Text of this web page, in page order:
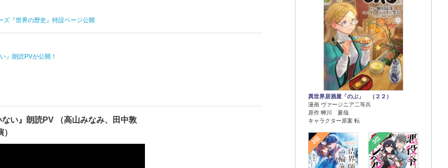
『世界の歴史』特設ページ公開
』朗読PVが公開！
ない』朗読PV （高山みなみ、田中敦
異世界居酒屋「のぶ」 （２２）
漫画 ヴァージニア二等兵
原作 蝉川 夏哉
キャラクター原案 転
2位 3位